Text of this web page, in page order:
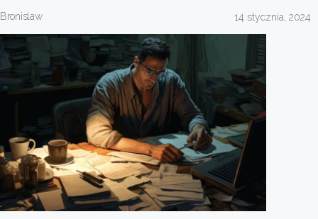
Bronislaw 14 stycznia, 2024